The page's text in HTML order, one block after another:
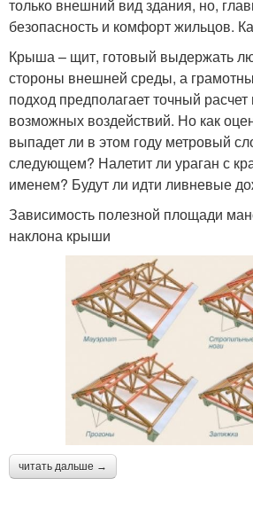
только внешний вид здания, но,
безопасность и комфорт жильцов.
Крыша – щит, готовый выдержать
стороны внешней среды, а
подход предполагает точный
возможных воздействий. Но как
выпадет ли в этом году метровый
следующем? Налетит ли ураган с
именем? Будут ли идти ливневые
Зависимость полезной площади
наклона крыши
читать дальше →